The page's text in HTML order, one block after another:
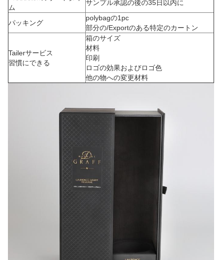
ム
サンプル承認の後の35日以内に
パッキング
polybagの1pc
部分の/Exportのある特定のカートン
Tailerサービス
習慣にできる
箱のサイズ
材料
印刷
ロゴの効果およびロゴ色
他の物への変更材料